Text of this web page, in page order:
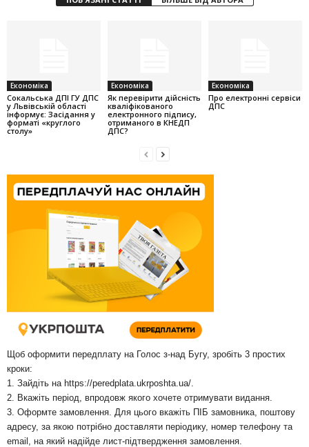
Економіка
Cокальська ДПІ ГУ ДПС
у Львівській області
інформує: Засідання у
форматі «круглого
столу»
Економіка
Як перевірити дійсність
кваліфікованого
електронного підпису,
отриманого в КНЕДП
ДПС?
Економіка
Про електронні сервіси
ДПС
Щоб оформити передплату на Голос з-над Бугу, зробіть 3 простих
кроки:
1. Зайдіть на https://peredplata.ukrposhta.ua/
2. Вкажіть період, впродовж якого хочете отримувати видання.
3. Оформте замовлення. Для цього вкажіть ПІБ замовника, поштову
адресу, за якою потрібно доставляти періодику, номер телефону та
email, на який надійде лист-підтвердження замовлення.